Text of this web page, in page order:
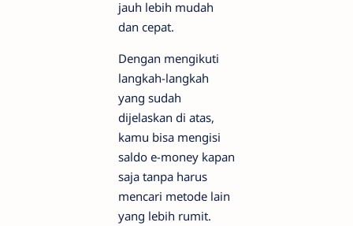
jauh lebih mudah
dan cepat.
Dengan mengikuti
langkah-langkah
yang sudah
dijelaskan di atas,
kamu bisa mengisi
saldo e-money kapan
saja tanpa harus
mencari metode lain
yang lebih rumit.